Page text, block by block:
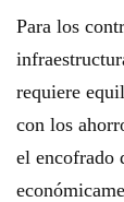
Para los
requiere
con los
el encofrado